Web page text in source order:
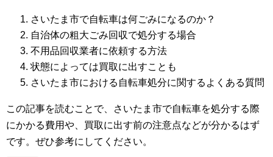
さいたま市で自転車は何ごみになるのか？
自治体の粗大ごみ回収で処分する場合
不用品回収業者に依頼する方法
状態によっては買取に出すことも
さいたま市における自転車処分に関するよくある質問
この記事を読むことで、さいたま市で自転車を処分する際
にかかる費用や、買取に出す前の注意点などが分かるはず
です。ぜひ参考にしてください。